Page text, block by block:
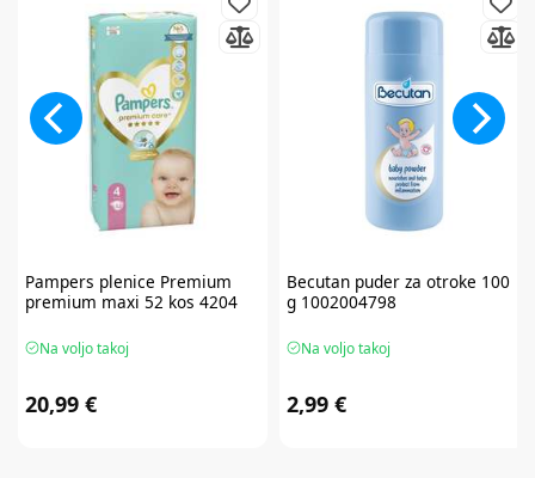
Pampers plenice Premium
premium maxi 52 kos 4204
Na voljo takoj
20,99 €
Becutanpuder za otroke 100
g 1002004798
Na voljo takoj
2,99 €